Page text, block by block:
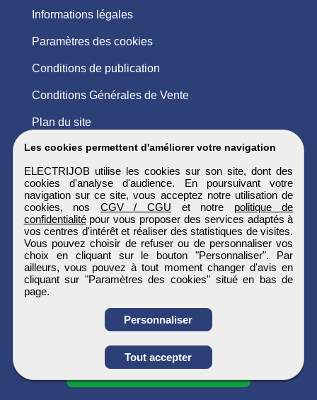
Obtenir ses
coordonnées
Les cookies permettent d'améliorer votre navigation
ELECTRIJOB utilise les cookies sur son site, dont des
cookies d'analyse d'audience. En poursuivant votre
navigation sur ce site, vous acceptez notre utilisation de
cookies, nos CGV / CGU et notre politique de
confidentialitépour vous proposer des services adaptés à
vos centres d'intérêt et réaliser des statistiques de visites.
Vous pouvez choisir de refuser ou de personnaliser vos
choix en cliquant sur le bouton "Personnaliser". Par
ailleurs, vous pouvez à tout moment changer d'avis en
cliquant sur "Paramètres des cookies" situé en bas de
page.
Personnaliser
Tout accepter
Informations légales
Paramètres des cookies
Conditions de publication
Conditions Générales de Vente
Plan du site
ELECTRIJOB
Tous droits réservés © 1999 - 2026